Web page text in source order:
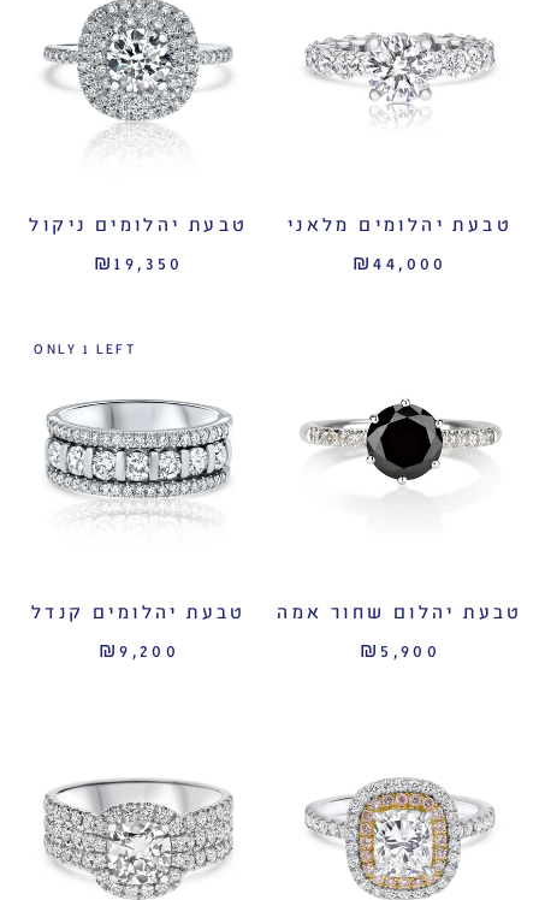
טבעת יהלומים מלאני
₪44,000
טבעת יהלומים ניקול
₪19,350
טבעת יהלום שחור אמה
₪5,900
ONLY 1 LEFT
טבעת יהלומים קנדל
₪9,200